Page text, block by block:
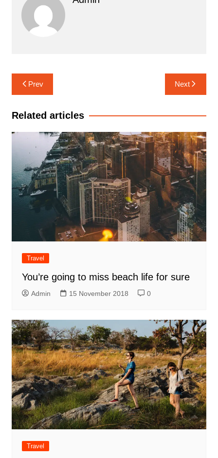
Navigasi
pos
Prev Next
Related articles
Travel
You’re going to miss beach life for sure
Admin 15 November 2018 0
Travel